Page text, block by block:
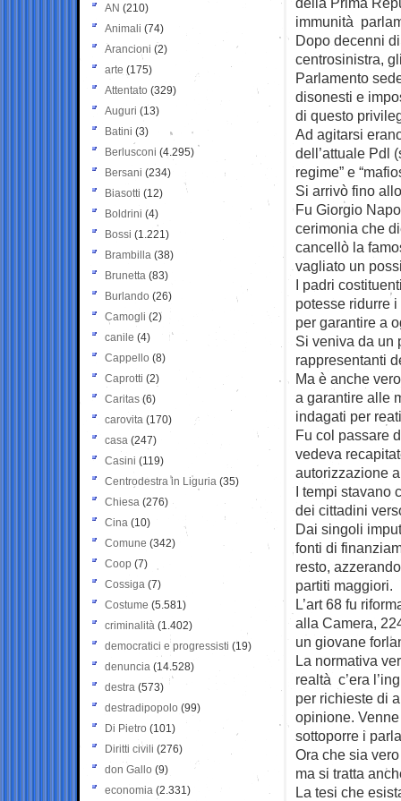
immunità
Dopo decenni
centrosinistra,
Parlamento
disonesti e
di questo
Ad agitarsi
dell’attuale Pdl
regime” e
Si arrivò fino
Fu Giorgio
cerimonia che
cancellò la
vagliato un
I padri
potesse ridurre
per garantire a
Si veniva da un
rappresentanti
Ma è anche
a garantire alle
indagati per
Fu col passare
vedeva
autorizzazione
I tempi stavano
dei cittadini
Dai singoli
fonti di
resto,
partiti maggiori.
L’art 68 fu
alla Camera,
un giovane
La normativa
realtà c’era
per richieste di
opinione.
sottoporre i
Ora che sia
ma si tratta
La tesi che
AN (210)
Animali (74)
Arancioni (2)
arte (175)
Attentato (329)
Auguri (13)
Batini (3)
Berlusconi (4.295)
Bersani (234)
Biasotti (12)
Boldrini (4)
Bossi (1.221)
Brambilla (38)
Brunetta (83)
Burlando (26)
Camogli (2)
canile (4)
Cappello (8)
Caprotti (2)
Caritas (6)
carovita (170)
casa (247)
Casini (119)
Centrodestra in Liguria (35)
Chiesa (276)
Cina (10)
Comune (342)
Coop (7)
Cossiga (7)
Costume (5.581)
criminalità (1.402)
democratici e progressisti (19)
denuncia (14.528)
destra (573)
destradipopolo (99)
Di Pietro (101)
Diritti civili (276)
don Gallo (9)
economia (2.331)